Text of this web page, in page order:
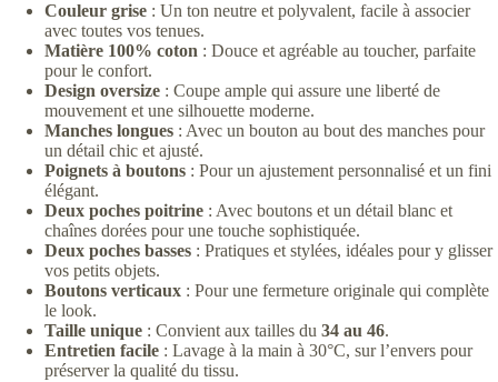
Couleur grise : Un ton neutre et polyvalent, facile à associer
avec toutes vos tenues.
Matière 100% coton : Douce et agréable au toucher, parfaite
pour le confort.
Design oversize : Coupe ample qui assure une liberté de
mouvement et une silhouette moderne.
Manches longues : Avec un bouton au bout des manches pour
un détail chic et ajusté.
Poignets à boutons : Pour un ajustement personnalisé et un fini
élégant.
Deux poches poitrine : Avec boutons et un détail blanc et
chaînes dorées pour une touche sophistiquée.
Deux poches basses : Pratiques et stylées, idéales pour y glisser
vos petits objets.
Boutons verticaux : Pour une fermeture originale qui complète
le look.
Taille unique : Convient aux tailles du 34 au 46.
Entretien facile : Lavage à la main à 30°C, sur l’envers pour
préserver la qualité du tissu.